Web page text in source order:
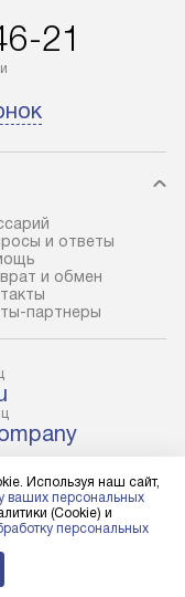
обеспечивают
предполагают
холодильников
требующим
наличие крана.
и соединение
нишу или на
с проверкой по
21
и ответы
и обмен
партнеры
Используя наш сайт,
ваших персональных
(Cookie) и
персональных